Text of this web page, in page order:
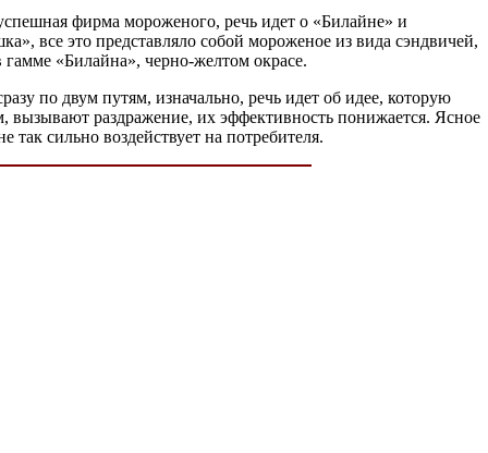
фирма мороженого, речь идет о «Билайне» и
все это представляло собой мороженое из вида сэндвичей,
«Билайна», черно-желтом окрасе.
по двум путям, изначально, речь идет об идее, которую
вызывают раздражение, их эффективность понижается. Ясное
сильно воздействует на потребителя.